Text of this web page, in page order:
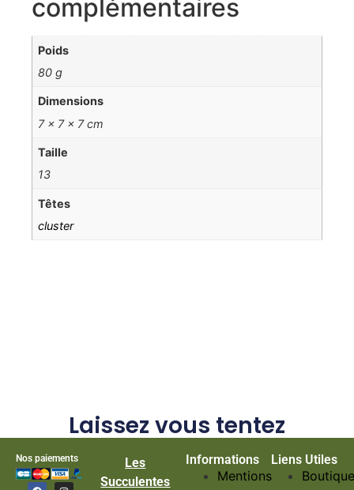
complémentaires
Poids
80 g
Dimensions
7 × 7 × 7 cm
Taille
13
Têtes
cluster
Laissez vous tentez
Nos paiements
Les
Succulentes
Informations
Mentions
Liens Utiles